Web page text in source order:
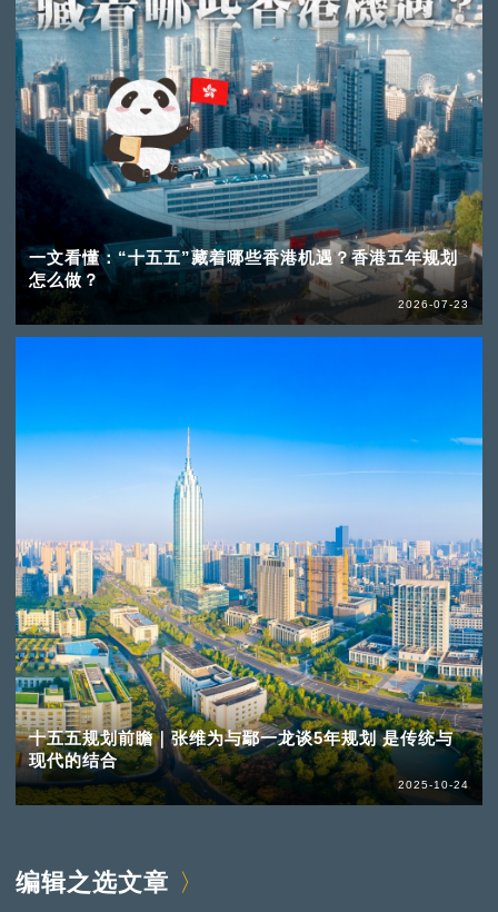
一文看懂：“十五五”藏着哪些香港机遇？香港五年规划
怎么做？
2026-07-23
十五五规划前瞻｜张维为与鄢一龙谈5年规划 是传统与
现代的结合
2025-10-24
编辑之选文章